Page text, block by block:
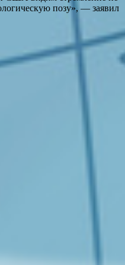
позу», — заявил